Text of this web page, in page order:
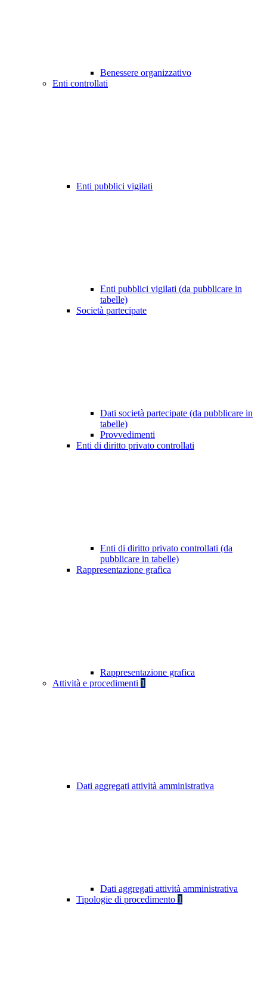
Benessere organizzativo
Enti controllati
Enti pubblici vigilati
Enti pubblici vigilati (da pubblicare in
tabelle)
Società partecipate
Dati società partecipate (da pubblicare in
tabelle)
Provvedimenti
Enti di diritto privato controllati
Enti di diritto privato controllati (da
pubblicare in tabelle)
Rappresentazione grafica
Rappresentazione grafica
Attività e procedimenti 1
Dati aggregati attività amministrativa
Dati aggregati attività amministrativa
Tipologie di procedimento 1